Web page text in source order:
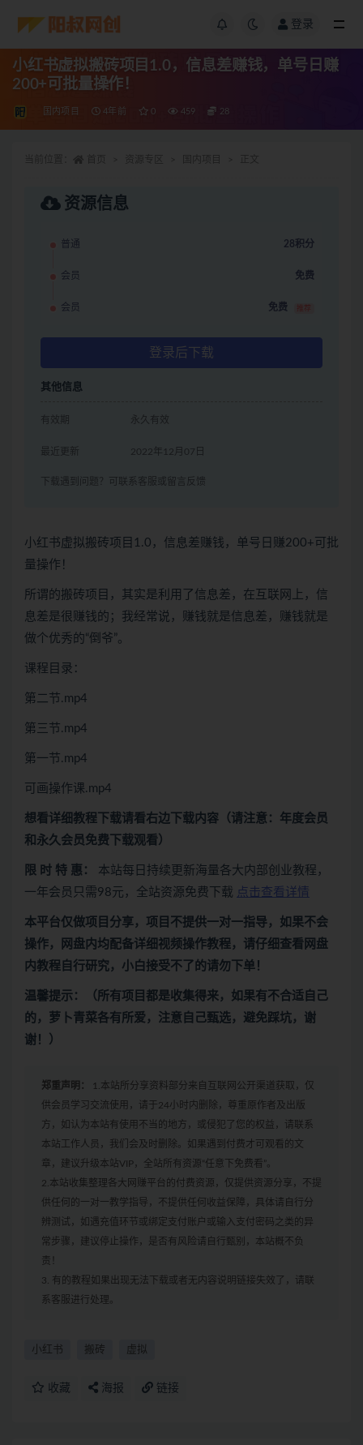
登录
小红书虚拟搬砖项目1.0，信息差赚钱，单号日赚
200+可批量操作！
国内项目 4年前 0 459 28
资源信息
普通 28积分
会员 免费
会员 免费 推荐
登录后下载
其他信息
有效期 永久有效
最近更新 2022年12月07日
下载遇到问题？可联系客服或留言反馈
小红书虚拟搬砖项目1.0，信息差赚钱，单号日赚200+可批
量操作！
所谓的搬砖项目，其实是利用了信息差，在互联网上，信
息差是很赚钱的；我经常说，赚钱就是信息差，赚钱就是
做个优秀的“倒爷”。
课程目录：
第二节.mp4
第三节.mp4
第一节.mp4
可画操作课.mp4
想看详细教程下载请看右边下载内容 （请注意：年度会员
和永久会员免费下载观看）
限 时 特 惠： 本站每日持续更新海量各大内部创业教程，
一年会员只需98元，全站资源免费下载 点击查看详情
本平台仅做项目分享，项目不提供一对一指导，如果不会
操作，网盘内均配备详细视频操作教程，请仔细查看网盘
内教程自行研究，小白接受不了的请勿下单！
温馨提示：（所有项目都是收集得来，如果有不合适自己
的，萝卜青菜各有所爱，注意自己甄选，避免踩坑，谢
谢！）
郑重声明：
1.本站所分享资料部分来自互联网公开渠道获取，仅
供会员学习交流使用，请于24小时内删除，尊重原作者及出版
方，如认为本站有使用不当的地方，或侵犯了您的权益，请联系
本站工作人员，我们会及时删除。如果遇到付费才可观看的文
章，建议升级本站VIP，全站所有资源“任意下免费看”。
2.本站收集整理各大网赚平台的付费资源，仅提供资源分享，不提
供任何的一对一教学指导，不提供任何收益保障，具体请自行分
辨测试，如遇充值环节或绑定支付账户或输入支付密码之类的异
常步骤，建议停止操作，是否有风险请自行甄别，本站概不负
责！
3. 有的教程如果出现无法下载或者无内容说明链接失效了，请联
系客服进行处理。
小红书 搬砖 虚拟
收藏 海报 链接